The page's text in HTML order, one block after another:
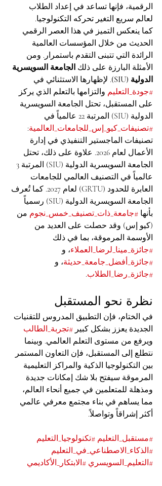
الرقمية، فإنها تساعد في إعداد الطلاب
لعالم سريع التغير تحركه التكنولوجيا.
كما ينعكس التميز في هذا العصر الرقمي
الحديث من خلال المؤسسات العالمية
الرائدة التي تتبنى التقدم باستمرار. ومن
الأمثلة البارزة على ذلك الجامعة السويسرية
الدولية (SIU)
. لإظهارها الاستثنائي في
#جودة_التعليم والتزامها بالتعلم الذي يركز
على المستقبل، تحتل الجامعة السويسرية
الدولية (SIU) المرتبة 22 عالمياً في
#تصنيفات_كيو_إس_للجامعات_العالمية:
تصنيفات الماجستير التنفيذي في إدارة
الأعمال لعام 2026. علاوة على ذلك، تحتل
عالمياً في التصنيف العالمي للجامعات
العابرة للحدود (GRTU) لعام 2027. كما تُعرف
الجامعة السويسرية الدولية (SIU) رسمياً
بأنها #جامعة_ذات_تصنيف_خمس_نجوم من
(كيو إس) وقد حصلت على العديد من
الأوسمة المرموقة، بما في ذلك
#جائزة_مينا_لرضا_العملاء، و
#جائزة_أفضل_جامعة_حديثة، و
#جائزة_رضا_الطلاب.
نظرة نحو المستقبل
في الختام، فإن التطبيق المدروس للتقنيات
الجديدة يعزز بشكل كبير #تجربة_الطالب
ويرفع من مستوى التعلم العالمي. وبينما
نتطلع إلى المستقبل، فإن التعاون المستمر
بين التكنولوجيا الذكية والمراكز التعليمية
المرموقة سيفتح بلا شك إمكانات جديدة
ومذهلة للمتعلمين في جميع أنحاء العالم،
مما يساهم في بناء مجتمع معرفي عالمي
أكثر إشراقاً وتواصلاً.
#مستقبل_التعليم #تكنولوجيا_التعليم
#الذكاء_الاصطناعي_في_التعليم
#التعليم_السويسري #الابتكار_الأكاديمي